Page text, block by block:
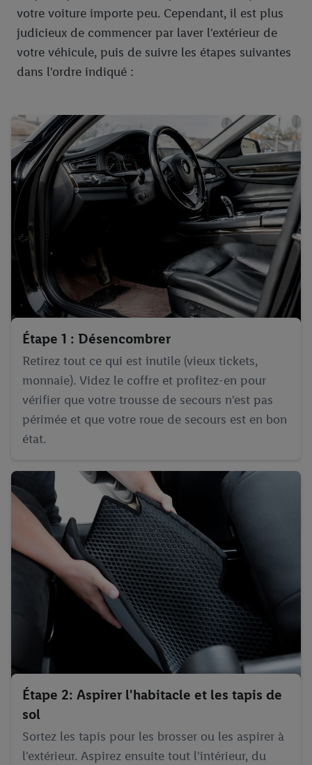
votre voiture importe peu. Cependant, il est plus
judicieux de commencer par laver l'extérieur de
votre véhicule, puis de suivre les étapes suivantes
dans l'ordre indiqué :
Étape 1 : Désencombrer
Retirez tout ce qui est inutile (vieux tickets,
monnaie). Videz le coffre et profitez-en pour
vérifier que votre trousse de secours n'est pas
périmée et que votre roue de secours est en bon
état.
Étape 2: Aspirer l'habitacle et les tapis de
sol
Sortez les tapis pour les brosser ou les aspirer à
l'extérieur. Aspirez ensuite tout l'intérieur, du